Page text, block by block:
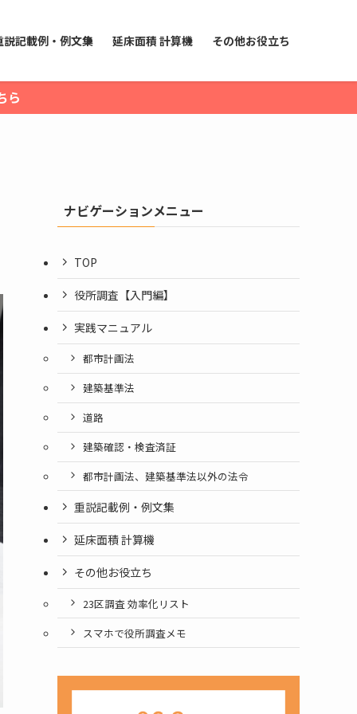
説記載例・例文集 延床面積 計算機 その他お役立ち
ら
ナビゲーションメニュー
TOP
役所調査【入門編】
実践マニュアル
都市計画法
建築基準法
道路
建築確認・検査済証
都市計画法、建築基準法以外の法令
重説記載例・例文集
延床面積 計算機
その他お役立ち
23区調査 効率化リスト
スマホで役所調査メモ